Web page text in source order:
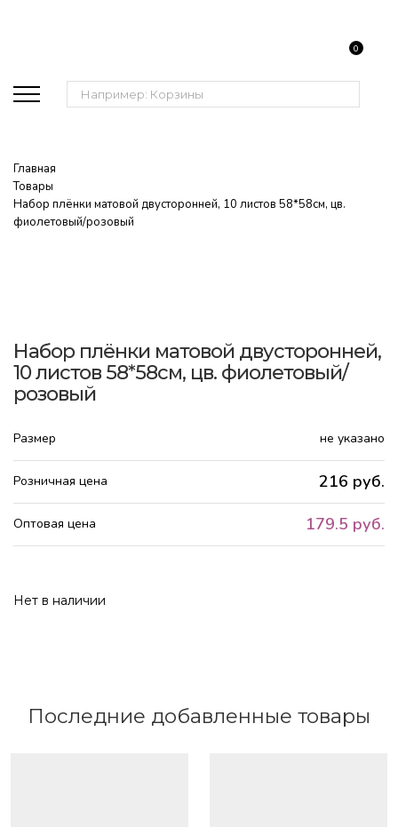
Поиск:
0
Главная
Товары
Набор плёнки матовой двусторонней, 10 листов 58*58см, цв.
фиолетовый/розовый
Набор плёнки матовой двусторонней,
10 листов 58*58см, цв. фиолетовый/
розовый
Размер не указано
Розничная цена 216 руб.
Оптовая цена 179.5 руб.
Нет в наличии
Последние добавленные товары